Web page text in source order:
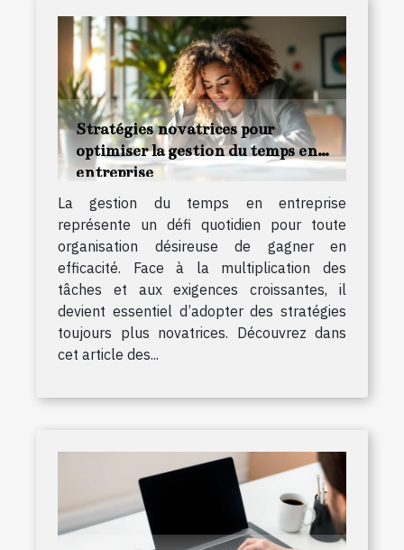
Stratégies novatrices pour
optimiser la gestion du temps en
entreprise
La gestion du temps en entreprise
représente un défi quotidien pour toute
organisation désireuse de gagner en
efficacité. Face à la multiplication des
tâches et aux exigences croissantes, il
devient essentiel d’adopter des stratégies
toujours plus novatrices. Découvrez dans
cet article des...